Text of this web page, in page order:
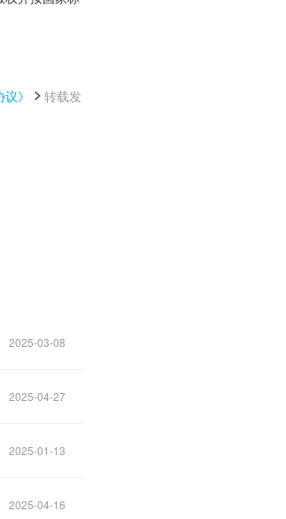
》
转载发
2025-03-08
2025-04-27
2025-01-13
2025-04-16